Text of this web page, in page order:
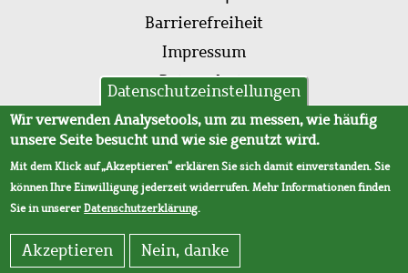
Barrierefreiheit
Impressum
Datenschutz
AVB
Datenschutzeinstellungen
Wir verwenden Analysetools, um zu messen, wie häufig
unsere Seite besucht und wie sie genutzt wird.
Mit dem Klick auf „Akzeptieren“ erklären Sie sich damit einverstanden. Sie
können Ihre Einwilligung jederzeit widerrufen. Mehr Informationen finden
Sie in unsererDatenschutzerklärung.
Akzeptieren Nein, danke